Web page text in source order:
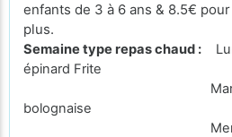
enfants de 3 à 6 ans & 8.5€
plus.
Semaine type repas chaud :
épinard Frite
Mardi :
bolognaise
Mercredi : Filet